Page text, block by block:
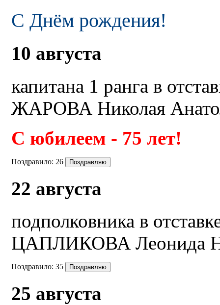
С Днём рождения!
10 августа
капитана 1 ранга в
ЖАРОВА Николая
С юбилеем - 75 лет!
Поздравило: 26
22 августа
подполковника в
ЦАПЛИКОВА Леонида
Поздравило: 35
25 августа